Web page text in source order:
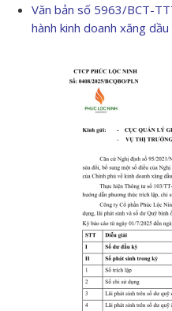
Văn bản số 5963/BCT-
hành kinh doanh xăng dầu